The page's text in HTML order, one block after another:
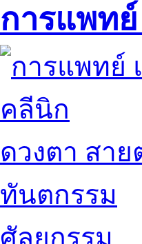
การแพท
คลีนิก
ดวงตา สาย
ทันตกรรม
ศัลยกรรม